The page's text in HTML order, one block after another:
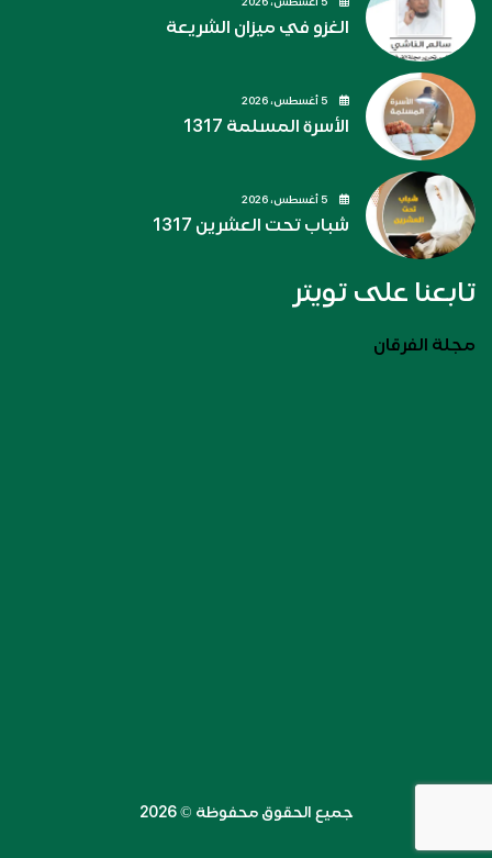
الغزو في ميزان الشريعة
الأسرة المسلمة 1317
شباب تحت العشرين 1317
تابعنا على تويتر
مجلة الفرقان
جميع الحقوق محفوظة ©️ 2026